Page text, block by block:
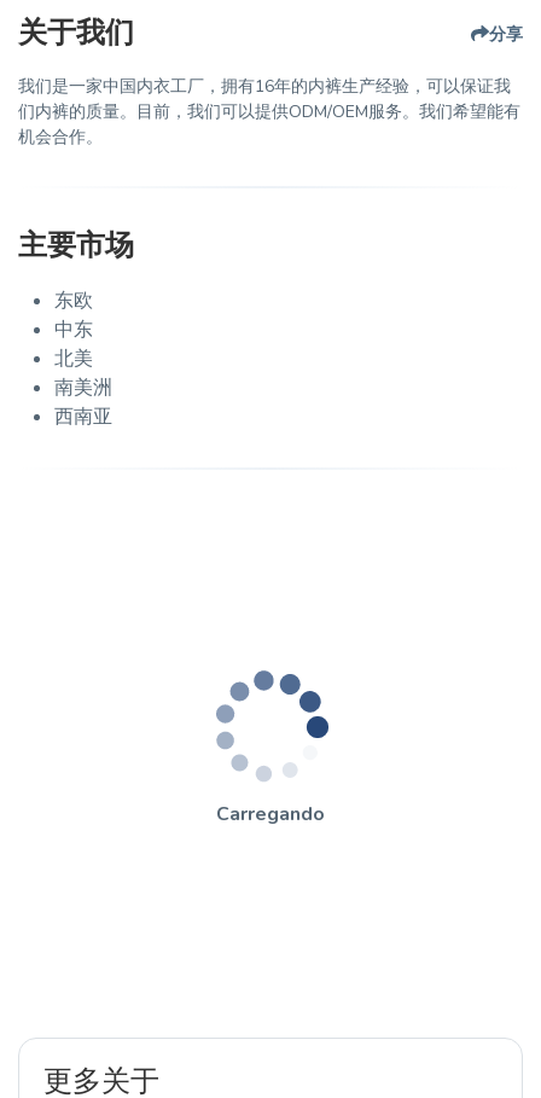
关于我们 分享
我们是一家中国内衣工厂，拥有16年的内裤生产经验，可以保证我
们内裤的质量。目前，我们可以提供ODM/OEM服务。我们希望能有
机会合作。
主要市场
东欧
中东
北美
南美洲
西南亚
Carregando
更多关于